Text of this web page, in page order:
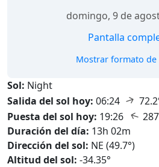
domingo, 9 de
Pantalla
Mostrar formato de
Sol: Night
Salida del sol hoy: 06:24 ↑
Puesta del sol hoy: 19:26 ↑
Duración del día: 13h 02m
Dirección del sol: NE (49.7°)
Altitud del sol: -34.35°